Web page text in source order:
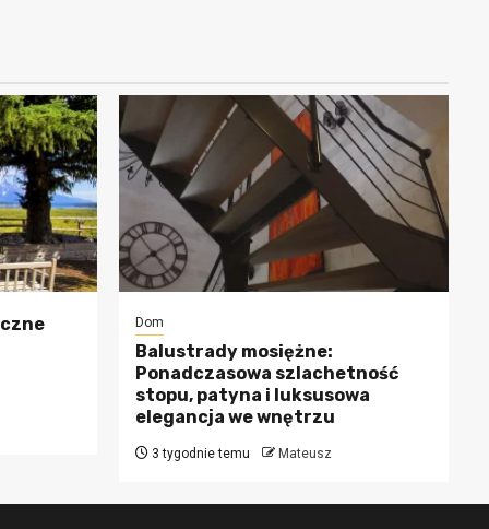
Dom
Balustrady mosiężne:
Ponadczasowa szlachetność
stopu, patyna i luksusowa
elegancja we wnętrzu
3 tygodnie temu Mateusz